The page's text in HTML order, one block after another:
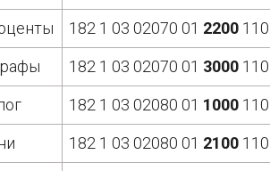
182 1 03 02070 01 2200 110
182 1 03 02070 01 3000 110
182 1 03 02080 01 1000 110
182 1 03 02080 01 2100 110